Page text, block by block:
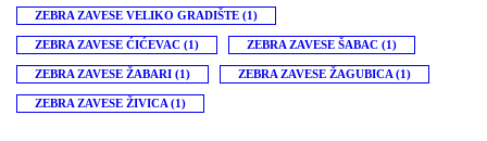
ZEBRA ZAVESE VELIKO GRADIŠTE (1)
ZEBRA ZAVESE ĆIĆEVAC (1) ZEBRA ZAVESE ŠABAC (1)
ZEBRA ZAVESE ŽABARI (1) ZEBRA ZAVESE ŽAGUBICA (1)
ZEBRA ZAVESE ŽIVICA (1)